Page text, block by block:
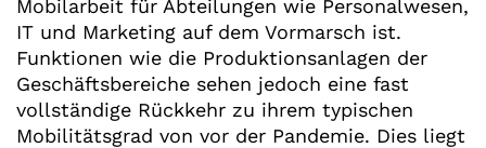
Mobilarbeit für Abteilungen wie Personalwesen,
IT und Marketing auf dem Vormarsch ist.
Funktionen wie die Produktionsanlagen der
Geschäftsbereiche sehen jedoch eine fast
vollständige Rückkehr zu ihrem typischen
Mobilitätsgrad von vor der Pandemie. Dies liegt